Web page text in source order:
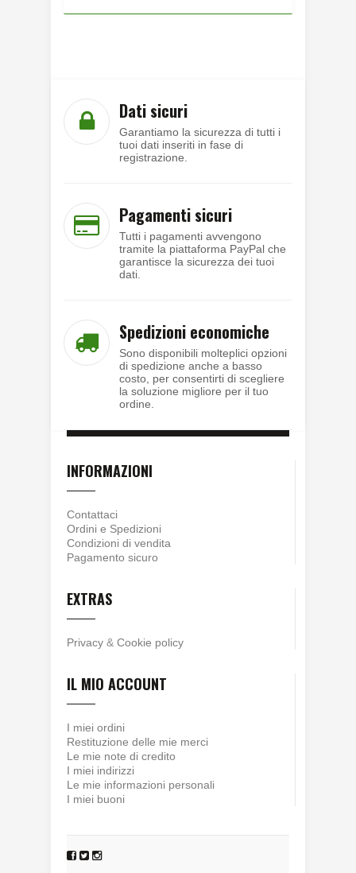
Dati sicuri
Garantiamo la sicurezza di tutti i
tuoi dati inseriti in fase di
registrazione.
Pagamenti sicuri
Tutti i pagamenti avvengono
tramite la piattaforma PayPal che
garantisce la sicurezza dei tuoi
dati.
Spedizioni economiche
Sono disponibili molteplici opzioni
di spedizione anche a basso
costo, per consentirti di scegliere
la soluzione migliore per il tuo
ordine.
INFORMAZIONI
Contattaci
Ordini e Spedizioni
Condizioni di vendita
Pagamento sicuro
EXTRAS
Privacy & Cookie policy
IL MIO ACCOUNT
I miei ordini
Restituzione delle mie merci
Le mie note di credito
I miei indirizzi
Le mie informazioni personali
I miei buoni